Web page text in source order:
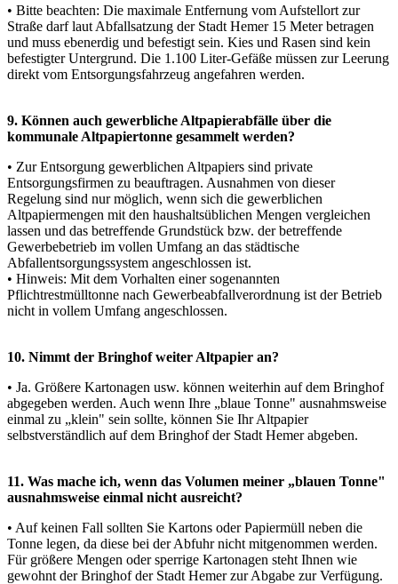
• Bitte beachten: Die maximale Entfernung vom Aufstellort zur
Straße darf laut Abfallsatzung der Stadt Hemer 15 Meter betragen
und muss ebenerdig und befestigt sein. Kies und Rasen sind kein
befestigter Untergrund. Die 1.100 Liter-Gefäße müssen zur Leerung
direkt vom Entsorgungsfahrzeug angefahren werden.
9. Können auch gewerbliche Altpapierabfälle über die
kommunale Altpapiertonne gesammelt werden?
• Zur Entsorgung gewerblichen Altpapiers sind private
Entsorgungsfirmen zu beauftragen. Ausnahmen von dieser
Regelung sind nur möglich, wenn sich die gewerblichen
Altpapiermengen mit den haushaltsüblichen Mengen vergleichen
lassen und das betreffende Grundstück bzw. der betreffende
Gewerbebetrieb im vollen Umfang an das städtische
Abfallentsorgungssystem angeschlossen ist.
• Hinweis: Mit dem Vorhalten einer sogenannten
Pflichtrestmülltonne nach Gewerbeabfallverordnung ist der Betrieb
nicht in vollem Umfang angeschlossen.
10. Nimmt der Bringhof weiter Altpapier an?
• Ja. Größere Kartonagen usw. können weiterhin auf dem Bringhof
abgegeben werden. Auch wenn Ihre „blaue Tonne" ausnahmsweise
einmal zu „klein" sein sollte, können Sie Ihr Altpapier
selbstverständlich auf dem Bringhof der Stadt Hemer abgeben.
11. Was mache ich, wenn das Volumen meiner „blauen Tonne"
ausnahmsweise einmal nicht ausreicht?
• Auf keinen Fall sollten Sie Kartons oder Papiermüll neben die
Tonne legen, da diese bei der Abfuhr nicht mitgenommen werden.
Für größere Mengen oder sperrige Kartonagen steht Ihnen wie
gewohnt der Bringhof der Stadt Hemer zur Abgabe zur Verfügung.